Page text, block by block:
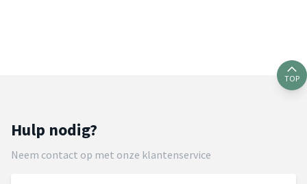
TOP
Hulp nodig?
Neem contact op met onze klantenservice